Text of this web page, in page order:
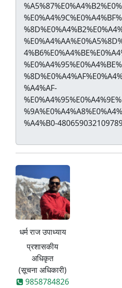
%A4%AF-
%A4%B0-
धर्म राज उपाध्याय
प्रशासकीय
अधिकृत
(सूचना अधिकारी)
9858784826